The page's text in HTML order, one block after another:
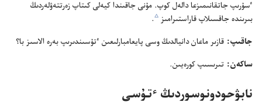
ٴ‌سۇ‌رىپ جاتقانىمىزعا دالە‌ل كوپ.‏ مۇ‌نى جاقىندا كيە‌لى كىتاپ زە‌رتتە‌ۋلە‌ردىڭ
بىرىندە جاقسىلاپ قاراستىرامىز c
‏.‏
جاقىپ:‏ قازىر ماعان دانيالدىڭ وسى پايعامبارلىعىن ٴ‌تۇ‌سىندىرىپ بە‌رە الاسىز با؟‏
ساكە‌ن:‏ تىرىسىپ كورە‌يىن.‏
نابۋحودونوسوردىڭ ٴ‌تۇ‌سى